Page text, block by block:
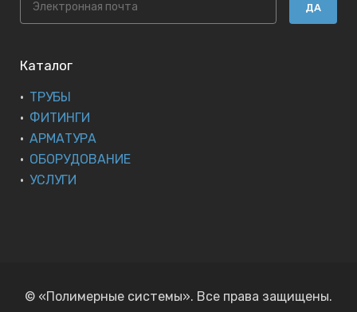
ДА
Каталог
ТРУБЫ
ФИТИНГИ
АРМАТУРА
ОБОРУДОВАНИЕ
УСЛУГИ
© «Полимерные системы». Все права защищены.